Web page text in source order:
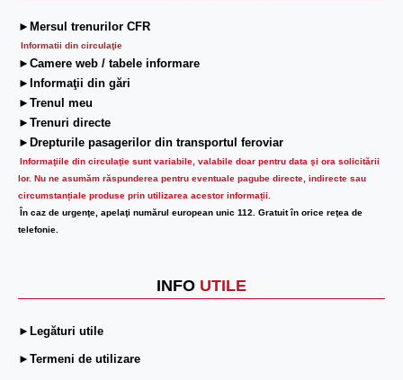
►Mersul trenurilor CFR
Informatii din circulaţie
►Camere web / tabele informare
►Informaţii din gări
►Trenul meu
►Trenuri directe
►Drepturile pasagerilor din transportul feroviar
Informaţiile din circulaţie sunt variabile, valabile doar pentru data şi ora solicitării
lor. Nu ne asumăm răspunderea pentru eventuale pagube directe, indirecte sau
circumstanțiale produse prin utilizarea acestor informații.
În caz de urgenţe, apelaţi numărul european unic 112. Gratuit în orice reţea de
telefonie.
INFO UTILE
►Legături utile
►Termeni de utilizare